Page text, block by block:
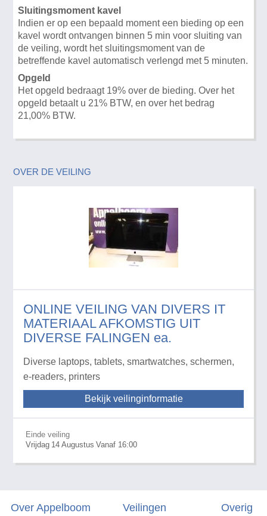
Sluitingsmoment kavel
Indien er op een bepaald moment een bieding op een
kavel wordt ontvangen binnen 5 min voor sluiting van
de veiling, wordt het sluitingsmoment van de
betreffende kavel automatisch verlengd met 5 minuten.
Opgeld
Het opgeld bedraagt 19% over de bieding. Over het
opgeld betaalt u 21% BTW, en over het bedrag
21,00% BTW.
OVER DE VEILING
ONLINE VEILING VAN DIVERS IT
MATERIAAL AFKOMSTIG UIT
DIVERSE FALINGEN ea.
Diverse laptops, tablets, smartwatches, schermen,
e-readers, printers
Bekijk veilinginformatie
Einde veiling
Vrijdag 14 Augustus Vanaf 16:00
Over Appelboom Veilingen Overig